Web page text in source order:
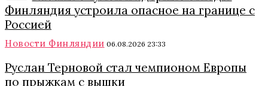
Финляндия устроила опасное на границе с
Россией
Новости Финляндии 06.08.2026 23:33
Руслан Терновой стал чемпионом Европы
по прыжкам с вышки